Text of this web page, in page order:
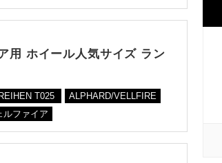
用 ホイール人気サイズ ラン
REIHEN T025
ALPHARD/VELLFIRE
ルファイア